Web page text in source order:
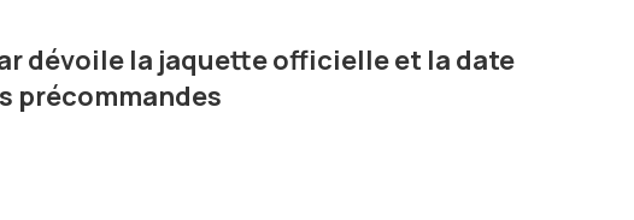
dévoile la jaquette officielle et la date
précommandes